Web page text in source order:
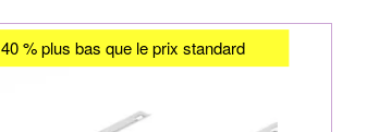
40 % plus bas que le prix standard